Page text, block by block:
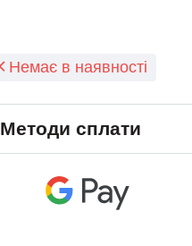
Немає в наявності
Методи сплати